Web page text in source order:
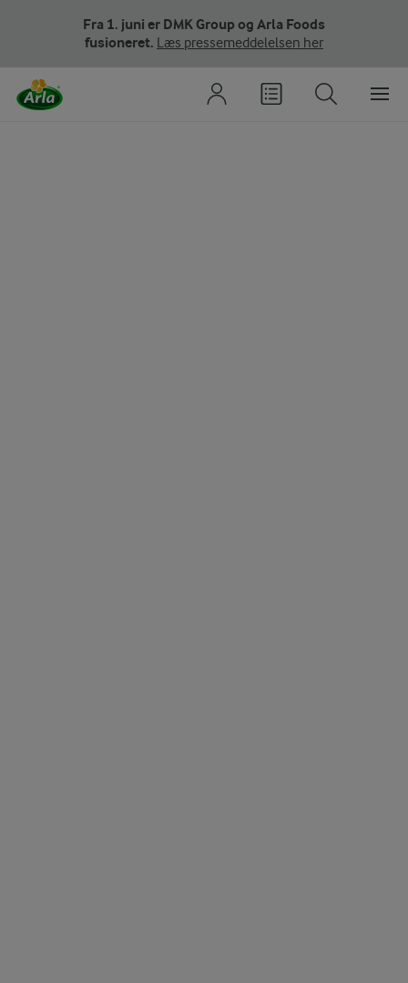
Fra 1. juni er DMK Group og Arla Foods
fusioneret. Læs pressemeddelelsen her